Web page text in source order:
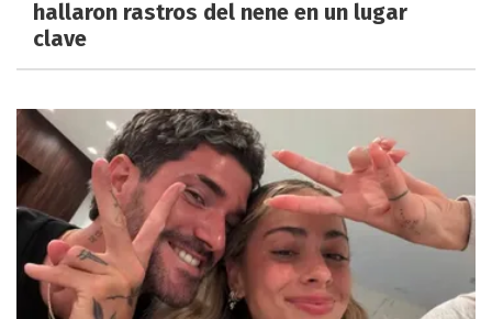
hallaron rastros del nene en un lugar
clave